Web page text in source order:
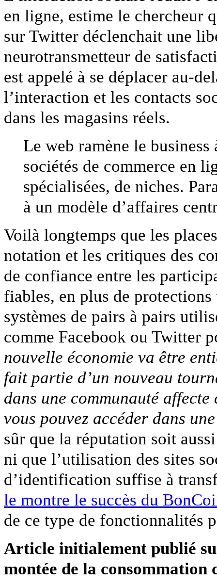
en ligne, estime le chercheur
sur Twitter déclenchait une
neurotransmetteur de
est appelé à se déplacer au-
l’interaction et les contacts
dans les magasins réels.
Le web ramène le
sociétés de commerce en
spécialisées, de niches.
à un modèle d’affaires
Voilà longtemps que les
notation et les critiques des
de confiance entre les
fiables, en plus de
systèmes de pairs à pairs
comme Facebook ou Twitter
nouvelle économie va être
fait partie d’un nouveau
dans une communauté
vous pouvez accéder dans
sûr que la réputation soit
ni que l’utilisation des sites
d’identification suffise à
le montre le succès du
de ce type de fonctionnalités
Article initialement publié
montée de la consommation